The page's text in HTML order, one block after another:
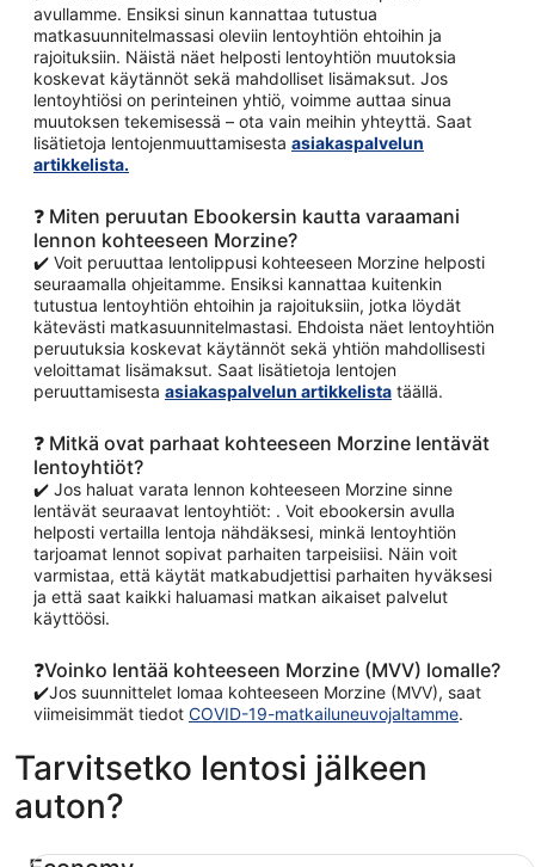
avullamme. Ensiksi sinun kannattaa tutustua
matkasuunnitelmassasi oleviin lentoyhtiön ehtoihin ja
rajoituksiin. Näistä näet helposti lentoyhtiön muutoksia
koskevat käytännöt sekä mahdolliset lisämaksut. Jos
lentoyhtiösi on perinteinen yhtiö, voimme auttaa sinua
muutoksen tekemisessä – ota vain meihin yhteyttä. Saat
lisätietoja lentojenmuuttamisesta asiakaspalvelun
artikkelista.
❓ Miten peruutan Ebookersin kautta varaamani
lennon kohteeseen Morzine?
✔️ Voit peruuttaa lentolippusi kohteeseen Morzine helposti
seuraamalla ohjeitamme. Ensiksi kannattaa kuitenkin
tutustua lentoyhtiön ehtoihin ja rajoituksiin, jotka löydät
kätevästi matkasuunnitelmastasi. Ehdoista näet lentoyhtiön
peruutuksia koskevat käytännöt sekä yhtiön mahdollisesti
veloittamat lisämaksut. Saat lisätietoja lentojen
peruuttamisesta asiakaspalvelun artikkelista täällä.
❓ Mitkä ovat parhaat kohteeseen Morzine lentävät
lentoyhtiöt?
✔️ Jos haluat varata lennon kohteeseen Morzine sinne
lentävät seuraavat lentoyhtiöt: . Voit ebookersin avulla
helposti vertailla lentoja nähdäksesi, minkä lentoyhtiön
tarjoamat lennot sopivat parhaiten tarpeisiisi. Näin voit
varmistaa, että käytät matkabudjettisi parhaiten hyväksesi
ja että saat kaikki haluamasi matkan aikaiset palvelut
käyttöösi.
❓Voinko lentää kohteeseen Morzine (MVV) lomalle?
✔️Jos suunnittelet lomaa kohteeseen Morzine (MVV), saat
viimeisimmät tiedot COVID-19-matkailuneuvojaltamme.
Tarvitsetko lentosi jälkeen
auton?
Economy Chevrolet Spark